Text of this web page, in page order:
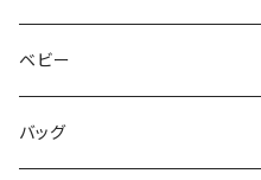
おむつポーチ fit
ショルダーバッグ
アジャスターショルダーバッグ
ポーチ
シカクポーチ
ドリンク・マグホルダー
Mサイズ
ベビー
おむつポーチ
バッグ